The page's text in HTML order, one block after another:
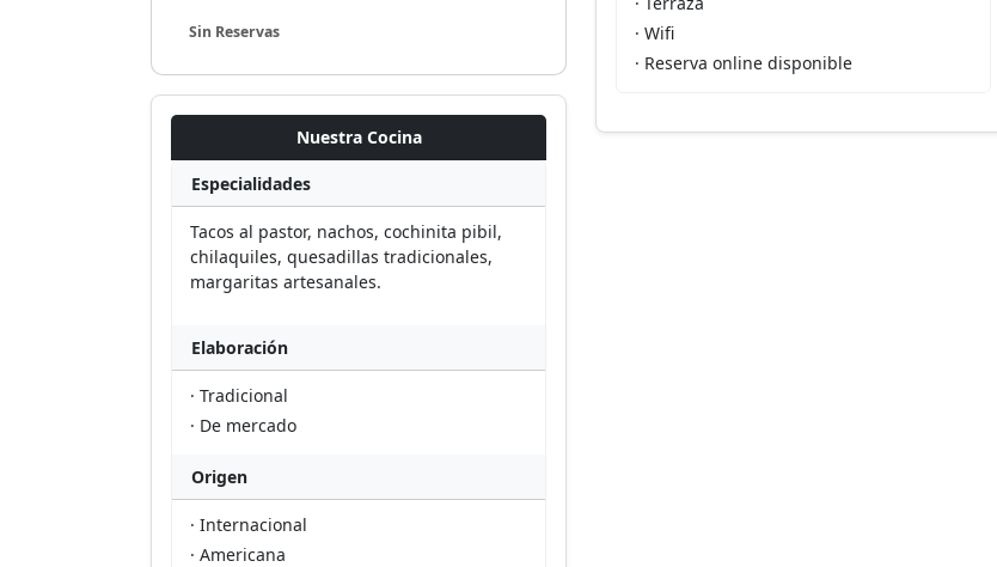
Sin Reservas
Nuestra Cocina
Especialidades
Tacos al pastor, nachos, cochinita pibil,
chilaquiles, quesadillas tradicionales,
margaritas artesanales.
Elaboración
· Tradicional
· De mercado
Origen
· Internacional
· Americana
· Wifi
· Reserva online disponible